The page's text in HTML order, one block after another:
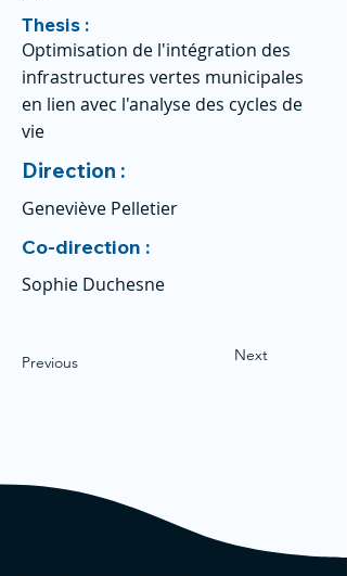
Thesis :
Optimisation de l'intégration des
infrastructures vertes municipales
en lien avec l'analyse des cycles de
vie
Direction :
Geneviève Pelletier
Co-direction :
Sophie Duchesne
Previous Next